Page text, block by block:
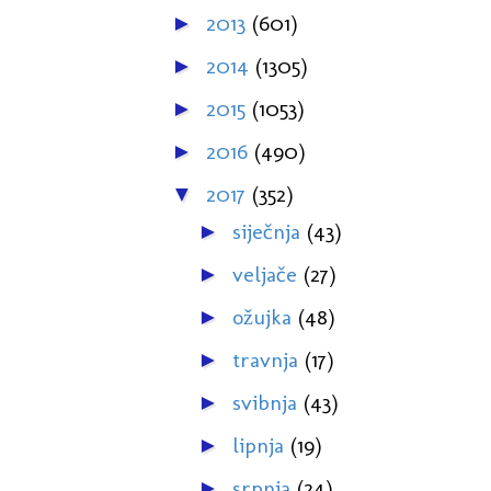
► 2013 (601)
► 2014 (1305)
► 2015 (1053)
► 2016 (490)
▼ 2017 (352)
► siječnja (43)
► veljače (27)
► ožujka (48)
► travnja (17)
► svibnja (43)
► lipnja (19)